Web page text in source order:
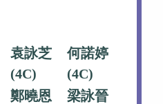
袁詠芝
(4C)
何諾婷
(4C)
鄭曉恩
梁詠晉